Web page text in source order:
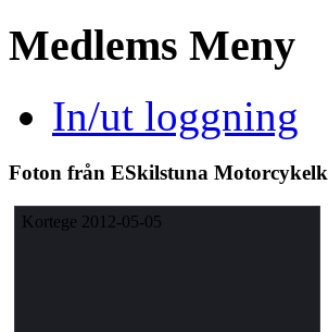
Medlems Meny
In/ut loggning
Foton från ESkilstuna
Kortege 2012-05-05